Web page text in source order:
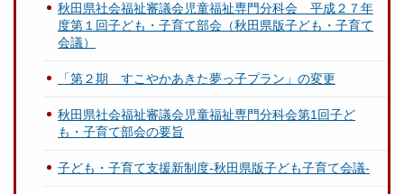
秋田県社会福祉審議会児童福祉専門分科会 平成２７年
度第１回子ども・子育て部会（秋田県版子ども・子育て
会議）
「第２期 すこやかあきた夢っ子プラン」の変更
秋田県社会福祉審議会児童福祉専門分科会第1回子ど
も・子育て部会の要旨
子ども・子育て支援新制度-秋田県版子ども子育て会議-